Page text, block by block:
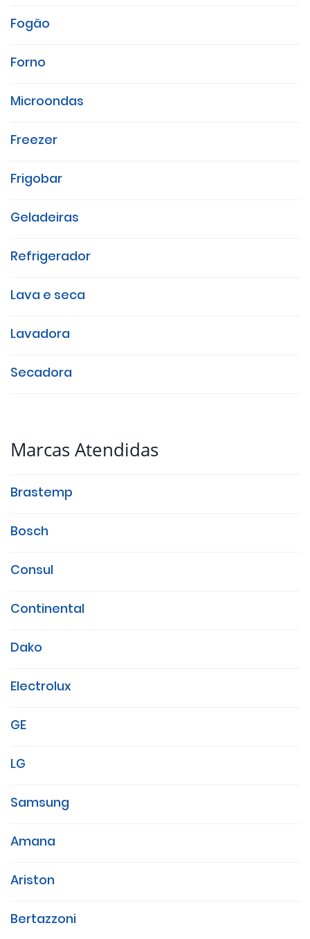
Fogão
Forno
Microondas
Freezer
Frigobar
Geladeiras
Refrigerador
Lava e seca
Lavadora
Secadora
Marcas Atendidas
Brastemp
Bosch
Consul
Continental
Dako
Electrolux
GE
LG
Samsung
Amana
Ariston
Bertazzoni